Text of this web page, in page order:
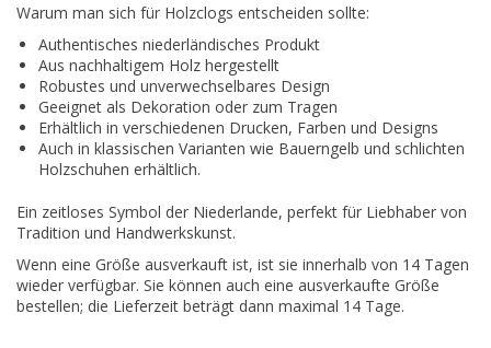
Warum man sich für Holzclogs entscheiden sollte:
Authentisches niederländisches Produkt
Aus nachhaltigem Holz hergestellt
Robustes und unverwechselbares Design
Geeignet als Dekoration oder zum Tragen
Erhältlich in verschiedenen Drucken, Farben und Designs
Auch in klassischen Varianten wie Bauerngelb und schlichten
Holzschuhen erhältlich.
Ein zeitloses Symbol der Niederlande, perfekt für Liebhaber von
Tradition und Handwerkskunst.
Wenn eine Größe ausverkauft ist, ist sie innerhalb von 14 Tagen
wieder verfügbar. Sie können auch eine ausverkaufte Größe
bestellen; die Lieferzeit beträgt dann maximal 14 Tage.